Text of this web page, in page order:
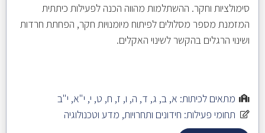
סימולציות וחקר. ההשתלמות מהווה הכנה לפעילות כיתתית
המזמנת מספר מסלולים לפיתוח מיומנויות חקר, הפחתת חרדות
ושינוי הרגלים בהקשר לשינוי האקלים.
מתאים לכיתות: א, ב, ג, ד, ה, ו, ז, ח, ט, י, י"א, י"ב
תחומי פעילות: חידונים ותחרויות, מדע וטכנולוגיה